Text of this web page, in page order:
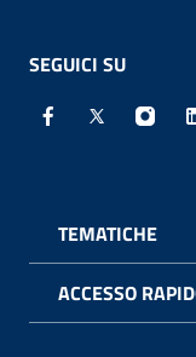
SEGUICI SU
Facebook -
X - Sito
TEMATICHE
ACCESSO